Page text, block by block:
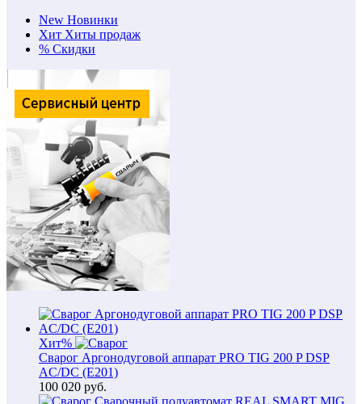
New Новинки
Хит Хиты продаж
% Скидки
Хит%
Сварог Аргонодуговой аппарат PRO TIG 200 P DSP
AC/DC (E201)
100 020 руб.